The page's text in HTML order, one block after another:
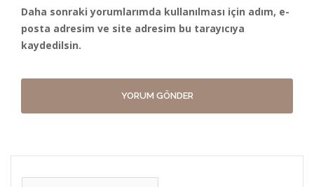
Daha sonraki yorumlarımda kullanılması için adım, e-
posta adresim ve site adresim bu tarayıcıya
kaydedilsin.